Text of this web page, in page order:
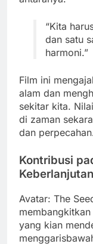
“Kita
dan satu
harmoni.”
Film ini
alam dan
sekitar kita.
di zaman
dan
Kontribusi
Keberlanjutan
Avatar: The
yang kian